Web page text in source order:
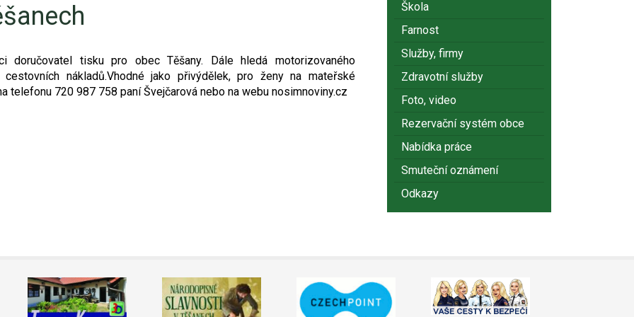
doručovatel tisku pro obec Těšany. Dále hledá motorizovaného
nákladů.Vhodné jako přivýdělek, pro ženy na mateřské
telefonu 720 987 758 paní Švejčarová nebo na webu nosimnoviny.cz
Škola
Farnost
Služby, firmy
Zdravotní služby
Foto, video
Rezervační systém obce
Nabídka práce
Smuteční oznámení
Odkazy